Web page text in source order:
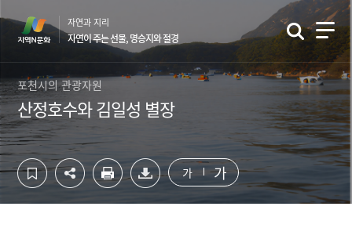
영
역
바
로
가
기
역
바
로
가
기
자연과 지리
자연이 주는 선물, 명승지와 절경
포천시의 관광자원
산정호수와 김일성 별장
가 가